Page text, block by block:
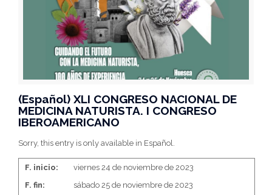
(Español) XLI CONGRESO NACIONAL DE
MEDICINA NATURISTA. I CONGRESO
IBEROAMERICANO
Sorry, this entry is only available in Español.
F. inicio:
viernes 24 de noviembre de 2023
F. fin:
sábado 25 de noviembre de 2023